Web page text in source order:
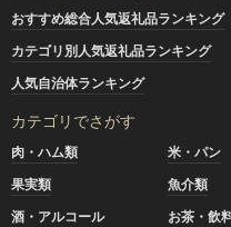
おすすめ総合人気返礼品ランキング
カテゴリ別人気返礼品ランキング
人気自治体ランキング
カテゴリでさがす
肉・ハム類 米・パン
果実類
魚介類
酒・アルコール
お茶・飲